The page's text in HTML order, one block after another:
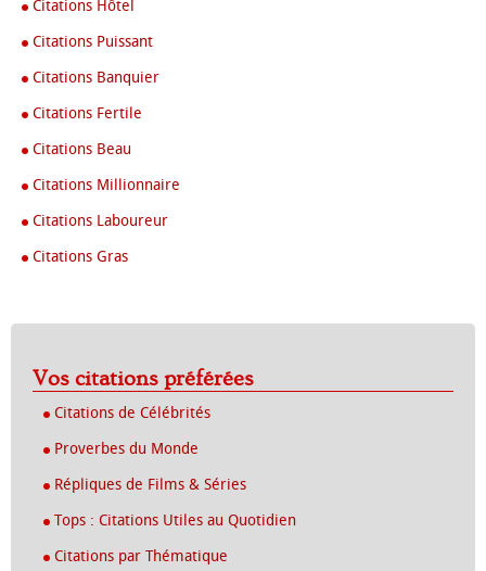
Citations Hôtel
Citations Puissant
Citations Banquier
Citations Fertile
Citations Beau
Citations Millionnaire
Citations Laboureur
Citations Gras
Vos citations préférées
Citations de Célébrités
Proverbes du Monde
Répliques de Films & Séries
Tops : Citations Utiles au Quotidien
Citations par Thématique